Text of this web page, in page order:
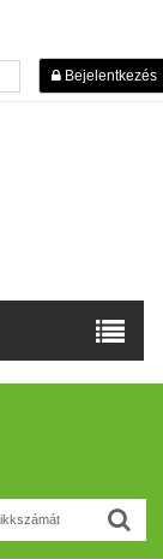
Bejelentkezés